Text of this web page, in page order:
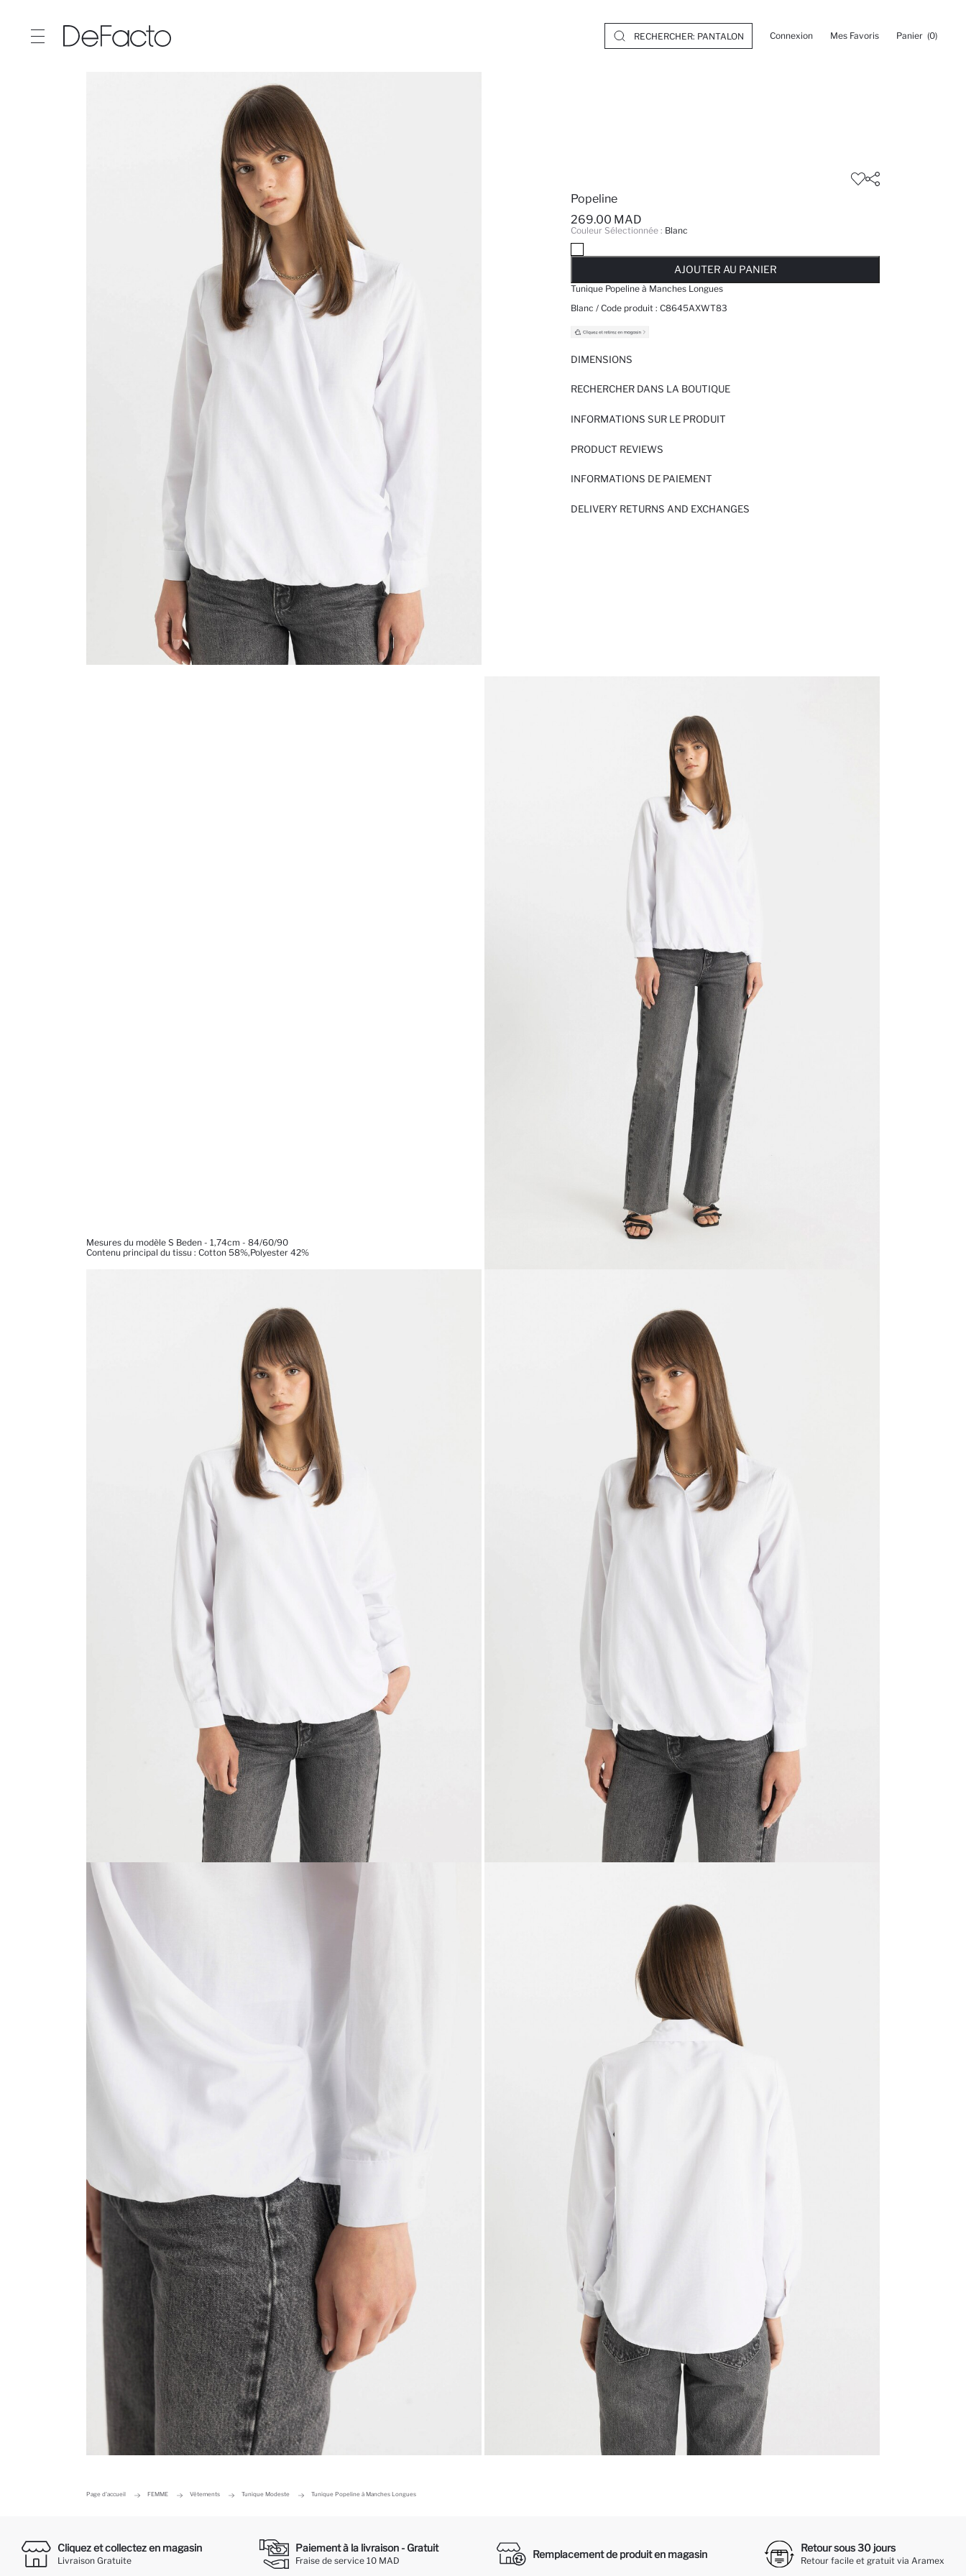
Connexion Mes Favoris Panier (0)
Popeline
269.00 MAD
Couleur Sélectionnée : Blanc
AJOUTER AU PANIER
Tunique Popeline à Manches Longues
Blanc / Code produit : C8645AXWT83
DIMENSIONS
RECHERCHER DANS LA BOUTIQUE
INFORMATIONS SUR LE PRODUIT
PRODUCT REVIEWS
INFORMATIONS DE PAIEMENT
DELIVERY RETURNS AND EXCHANGES
Mesures du modèle S Beden - 1,74cm - 84/60/90
Contenu principal du tissu : Cotton 58%,Polyester 42%
Page d'accueil FEMME Vêtements Tunique Modeste Tunique Popeline à Manches Longues
Cliquez et collectez en magasin
Livraison Gratuite
Paiement à la livraison - Gratuit
Fraise de service 10 MAD
Remplacement de produit en magasin
Retour sous 30 jours
Retour facile et gratuit via Aramex